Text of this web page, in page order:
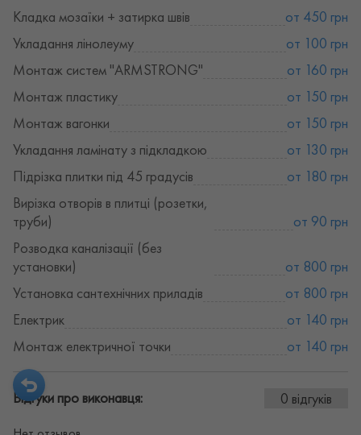
Кладка мозаїки + затирка швів
от 450 грн
Укладання лінолеуму
от 100 грн
Монтаж систем "ARMSTRONG"
от 160 грн
Монтаж пластику
от 150 грн
Монтаж вагонки
от 150 грн
Укладання ламінату з підкладкою
от 130 грн
Підрізка плитки під 45 градусів
от 180 грн
Вирізка отворів в плитці (розетки,
труби)
от 90 грн
Розводка каналізації (без
установки)
от 800 грн
Установка сантехнічних приладів
от 800 грн
Електрик
от 140 грн
Монтаж електричної точки
от 140 грн
Відгуки про виконавця: 0 відгуків